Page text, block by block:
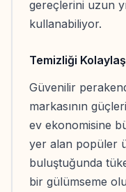
gereçlerini uzun
kullanabiliyor.
Temizliği
Güvenilir
markasının
ev ekonomisine
yer alan popüler
buluştuğunda
bir gülümseme